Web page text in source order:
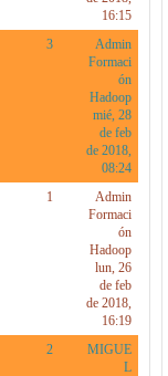
16:15
3
Admin
Formaci
ón
Hadoop
mié, 28
de feb
de 2018,
08:24
1
Admin
Formaci
ón
Hadoop
lun, 26
de feb
de 2018,
16:19
2
MIGUE
L